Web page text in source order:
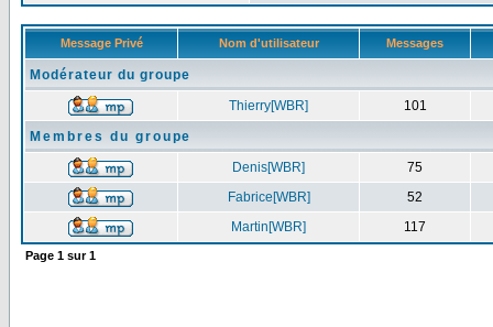
Message Privé Nom d'utilisateur Messages
Modérateur du groupe
Thierry[WBR]
101
Membres du groupe
Denis[WBR]
75
Fabrice[WBR]
52
Martin[WBR]
117
Page 1 sur1